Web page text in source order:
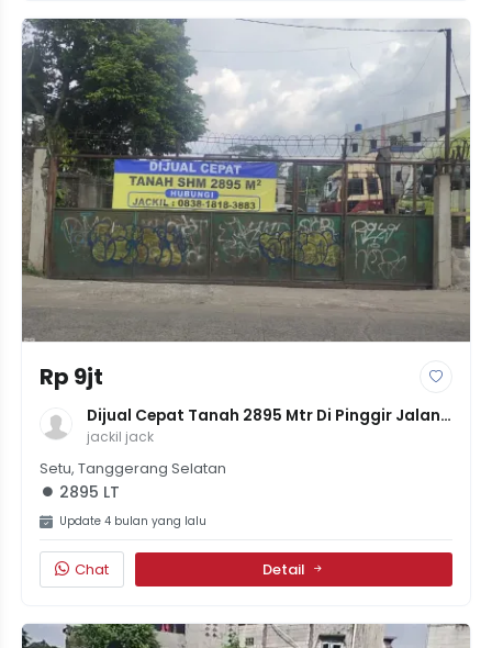
Rp 9jt
Dijual Cepat Tanah 2895 Mtr Di Pinggir Jalan
Raya Puspitek
jackil jack
Setu, Tanggerang Selatan
2895 LT
Update 4 bulan yang lalu
Chat Detail